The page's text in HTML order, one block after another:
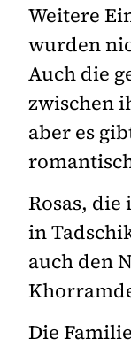
Weitere
wurden
Auch die
zwischen
aber es
Rosas,
in
auch den
Die